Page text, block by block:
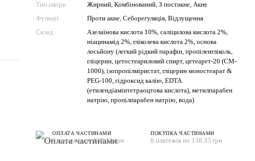
Тип шкіри
Жирний, Комбінований, З постакне, Акне
Функції
Проти акне, Себорегуляція, Відлущення
Склад
Азелаїнова кислота 10%, саліцилова кислота 2%,
ніацинамід 2%, гліколева кислота 2%, основа
лосьйону (легкий рідкий парафін, пропіленгліколь,
гліцерин, цетостеариловий спирт, цетеарет-20 (CM-
1000), ізопропілміристат, гліцерин моностеарат &
PEG-100, гідроксид калію, EDTA
(етилендіамінтетраоцтова кислота), метилпарабен
натрію, пропілпарабен натрію, вода)
ОПЛАТА ЧАСТИНАМИ
6 платежів по 138.33 грн
ПОКУПКА ЧАСТИНАМИ
6 платежів по 138.33 грн